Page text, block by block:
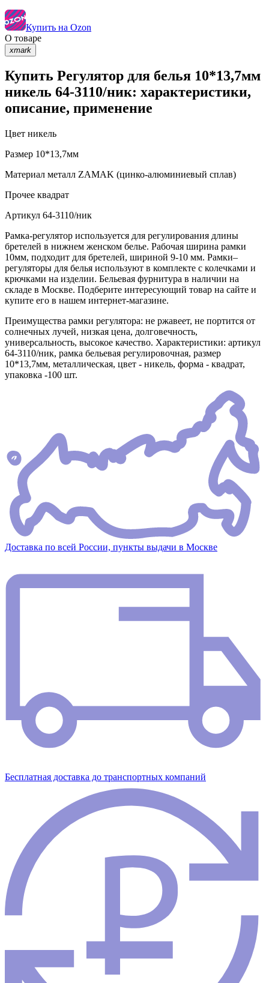
Купить на Ozon
О товаре
xmark
Купить Регулятор для белья 10*13,7мм
никель 64-3110/ник: характеристики,
описание, применение
Цвет никель
Размер 10*13,7мм
Материал металл ZAMAK (цинко-алюминиевый сплав)
Прочее квадрат
Артикул 64-3110/ник
Рамка-регулятор используется для регулирования длины
бретелей в нижнем женском белье. Рабочая ширина рамки
10мм, подходит для бретелей, шириной 9-10 мм. Рамки–
регуляторы для белья используют в комплекте с колечками и
крючками на изделии. Бельевая фурнитура в наличии на
складе в Москве. Подберите интересующий товар на сайте и
купите его в нашем интернет-магазине.
Преимущества рамки регулятора: не ржавеет, не портится от
солнечных лучей, низкая цена, долговечность,
универсальность, высокое качество. Характеристики: артикул
64-3110/ник, рамка бельевая регулировочная, размер
10*13,7мм, металлическая, цвет - никель, форма - квадрат,
упаковка -100 шт.
Доставка по всей России, пункты выдачи в Москве
Бесплатная доставка до транспортных компаний